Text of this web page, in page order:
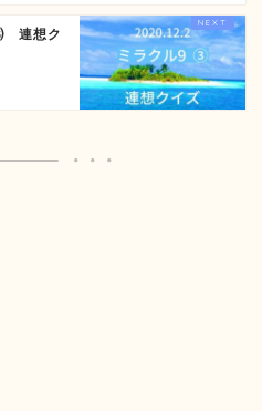
連想ク